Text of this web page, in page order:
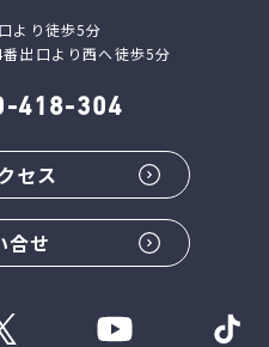
より徒歩5分
出口より西へ徒歩5分
418-304
セス
合せ